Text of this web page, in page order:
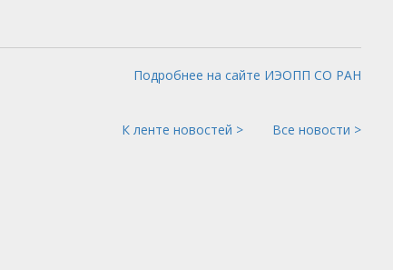
Подробнее на сайте ИЭОПП СО РАН
К ленте новостей > Все новости >